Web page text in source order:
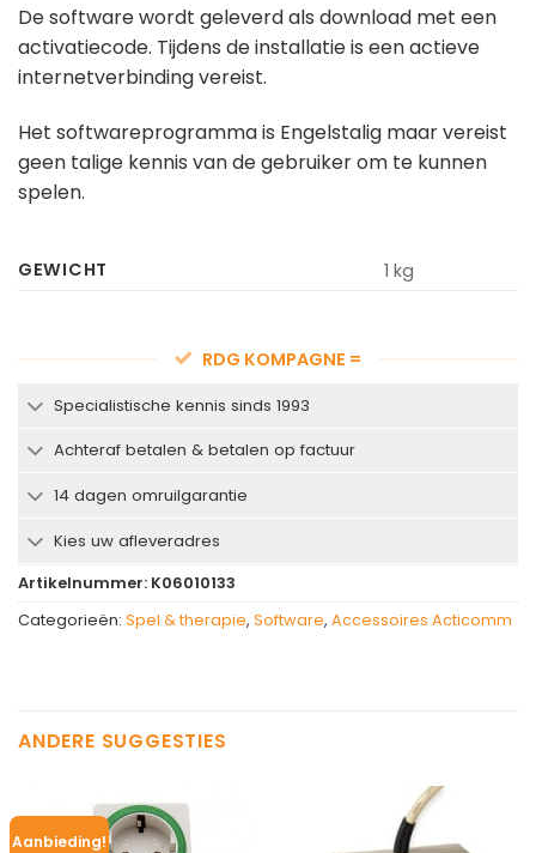
De software wordt geleverd als download met een
activatiecode. Tijdens de installatie is een actieve
internetverbinding vereist.
Het softwareprogramma is Engelstalig maar vereist
geen talige kennis van de gebruiker om te kunnen
spelen.
GEWICHT 1 kg
RDG KOMPAGNE =
Specialistische kennis sinds 1993
Achteraf betalen & betalen op factuur
14 dagen omruilgarantie
Kies uw afleveradres
Artikelnummer: K06010133
Categorieën: Spel & therapie, Software, Accessoires Acticomm
ANDERE SUGGESTIES
Aanbieding!